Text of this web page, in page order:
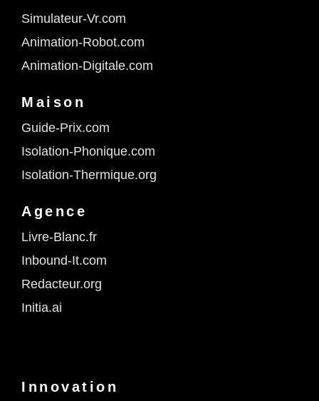
Simulateur-Vr.com
Animation-Robot.com
Animation-Digitale.com
Maison
Guide-Prix.com
Isolation-Phonique.com
Isolation-Thermique.org
Agence
Livre-Blanc.fr
Inbound-It.com
Redacteur.org
Initia.ai
Innovation